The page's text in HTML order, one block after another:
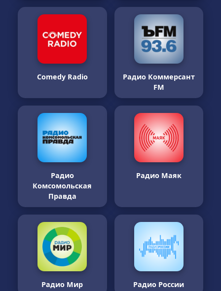
Comedy Radio
Радио Коммерсант
FM
Радио
Комсомольская
Правда
Радио Маяк
Радио Мир Радио России